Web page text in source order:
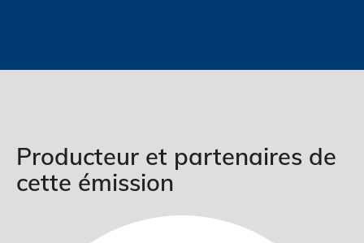
Producteur et partenaires de
cette émission